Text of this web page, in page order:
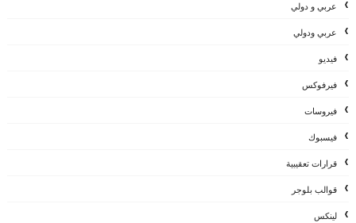
عربي و دولي
عربي ودولي
فيديو
فيرفوكس
فيروسات
فيسبوك
قرارات تعقيبية
قوالب بلوجر
لينكس